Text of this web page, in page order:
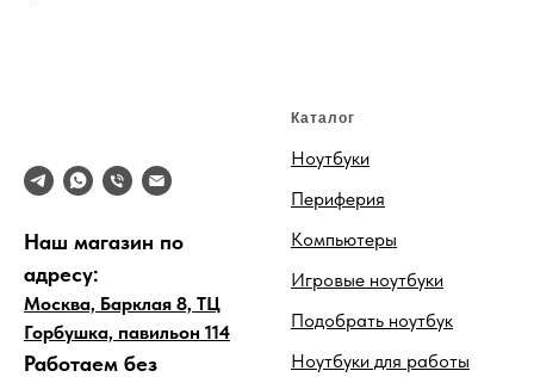
Наш магазин по
адресу:
Москва, Барклая 8, ТЦ
Горбушка, павильон 114
Работаем без
Каталог
Ноутбуки
Периферия
Компьютеры
Игровые ноутбуки
Подобрать ноутбук
Ноутбуки для работы